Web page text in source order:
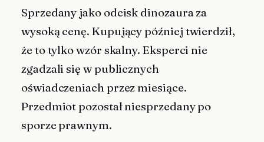
Sprzedany jako odcisk dinozaura za
wysoką cenę. Kupujący później twierdził,
że to tylko wzór skalny. Eksperci nie
zgadzali się w publicznych
oświadczeniach przez miesiące.
Przedmiot pozostał niesprzedany po
sporze prawnym.